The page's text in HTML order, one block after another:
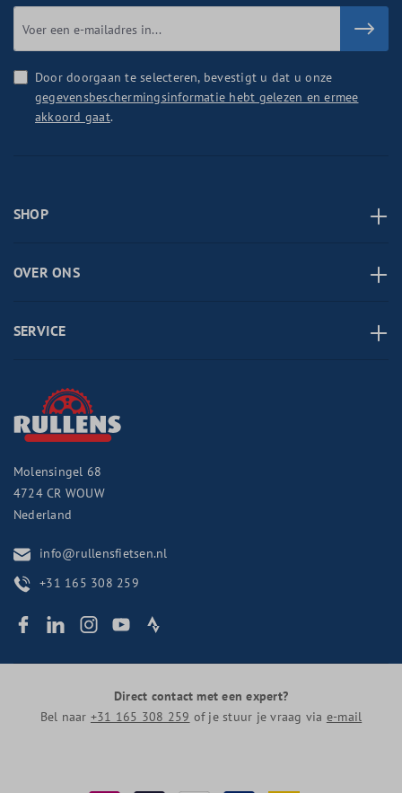
Door doorgaan te selecteren, bevestigt u dat u onze
gegevensbeschermingsinformatie hebt gelezen en ermee
akkoord gaat.
SHOP
OVER ONS
SERVICE
Molensingel 68
4724 CR WOUW
Nederland
info@rullensfietsen.nl
+31 165 308 259
Direct contact met een expert?
Bel naar +31 165 308 259 of je stuur je vraag via e-mail